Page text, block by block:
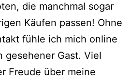
die manchmal sogar
Käufen passen! Ohne
fühle ich mich online
gesehener Gast. Viel
Freude über meine